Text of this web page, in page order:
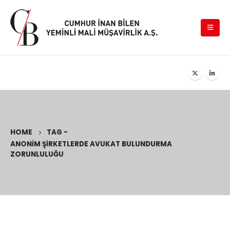
HOME
TAG -
ANONIM ŞIRKETLERDE AVUKAT BULUNDURMA
ZORUNLULUĞU